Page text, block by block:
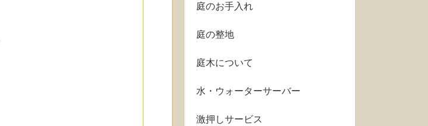
庭のお手入れ
庭の整地
庭木について
水・ウォーターサーバー
激押しサービス